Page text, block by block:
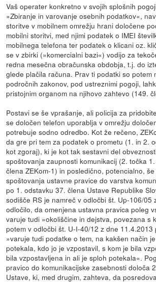
Vaš operater konkretno v svojih splošnih
»Zbiranje in varovanje osebnih podatkov«,
storitve v mobilnem omrežju hrani določene
mobilni storitvi, med njimi podatek o IMEI
mobilnega telefona ter podatek o klicani oz.
se v zbirki (»komercialni bazi«) vodijo za
redna mesečna obračunska obdobja, t.j. do
glede plačila računa. Prav ti podatki so potem
področnih zakonov, pod ustreznimi pogoji,
pristojnim organom na njihovo zahtevo (149.
Postavi se še vprašanje, ali policija za
se določen telefon uporablja v omrežju
potrebuje sodno odredbo. Kot že rečeno,
da gre pri tem za podatek o prometu (1. in 2.
kot zgoraj), ki je kot tak sestavni del
spoštovanja zaupnosti komunikacij (2. točka
člena ZEKom-1) in posledično, potencialno,
spoštovanja ustavne pravice do varstva
po 1. odstavku 37. člena Ustave Republike
sodišče RS je namreč v odločbi št. Up-106/05
odločilo, da omenjena ustavna pravica poleg
varuje tudi »okoliščine in dejstva, povezana s
potem v odločbi št. U-I-40/12 z dne 11.4.2013
»varuje tudi podatke o tem, na kakšen način
potekala, kdo jo je vzpostavil, s kom je bila
bila vzpostavljena in ali je sploh potekala«.
pravico do komunikacijske zasebnosti določa
Ustave, ki, med drugim, zahteva, da